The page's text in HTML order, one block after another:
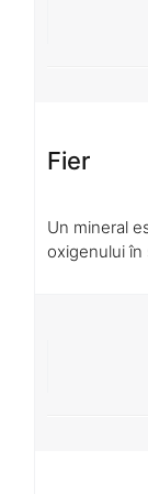
Fier
Un mineral
oxigenului în